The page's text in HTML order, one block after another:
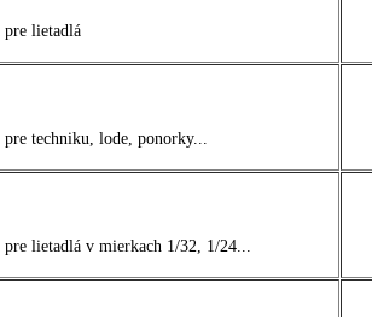
pre lietadlá
techniku, lode, ponorky...
lietadlá v mierkach 1/32, 1/24...